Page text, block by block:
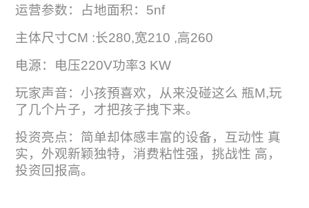
运营参数：占地面积：5nf
主体尺寸CM :长280,宽210 ,高260
电源：电压220V功率3 KW
玩家声音：小孩預喜欢，从来没碰这么 瓶M,玩
了几个片子，才把孩子拽下来。
投资亮点：简单却体感丰富的设备，互动性 真
实，外观新颖独特，消费粘性强，挑战性 高，
投资回报高。